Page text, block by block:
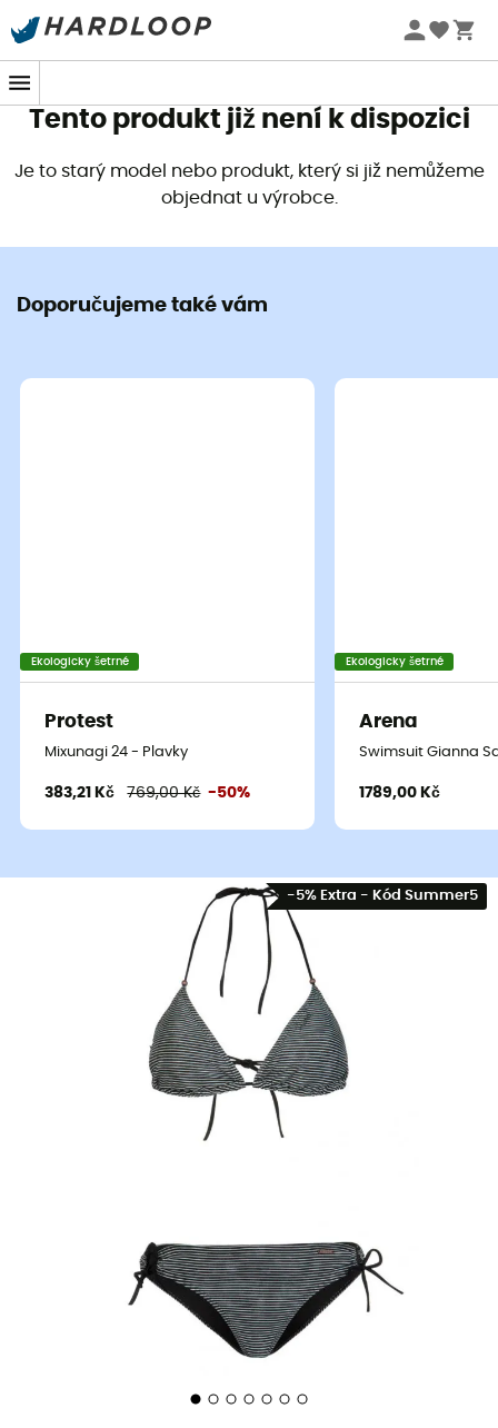
Letní akce 🔥 -5 % EXTRA při nákupu 2 produktů* s kódem
Tento produkt již není k dispozici
Je to starý model nebo produkt, který si již nemůžeme
objednat u výrobce.
Doporučujeme také vám
Ekologicky šetrné
Protest
Mixunagi 24 - Plavky
383,21 Kč 769,00 Kč -50%
Ekologicky šetrné
Arena
Swimsuit Gianna
1789,00 Kč
-5% Extra - Kód Summer5